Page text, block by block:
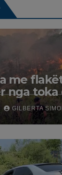
me
nga toka
dyGILBERTA